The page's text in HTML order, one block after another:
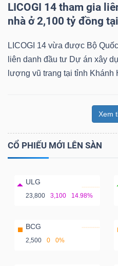
LICOGI 14 tham gia
nhà ở 2,100 tỷ đồng
LICOGI 14 vừa được Bộ
liên danh đầu tư Dự án xây
lượng vũ trang tại tỉnh Khánh
Xem
CỔ PHIẾU MỚI LÊN SÀN
ULG
23,800 3,100 14.98%
BCG
2,500 0 0%